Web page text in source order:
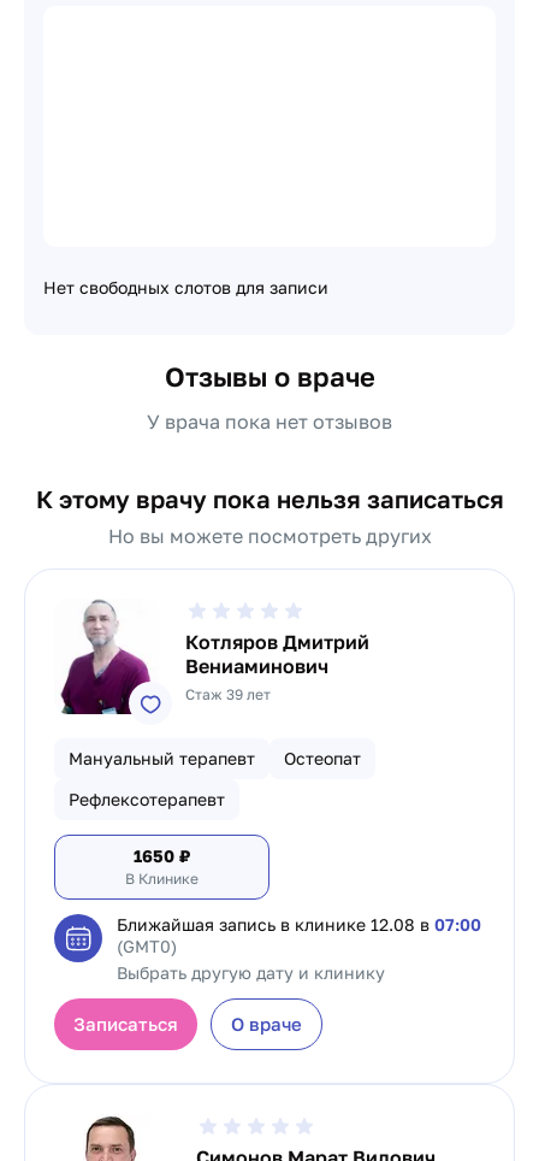
Нет свободных слотов для записи
Отзывы о враче
У врача пока нет отзывов
К этому врачу пока нельзя записаться
Но вы можете посмотреть других
Котляров Дмитрий
Вениаминович
Стаж 39 лет
Мануальный терапевт
Остеопат
Рефлексотерапевт
1650 ₽
В Клинике
Ближайшая запись в клинике 12.08 в 07:00
(GMT0)
Выбрать другую дату и клинику
Записаться О враче